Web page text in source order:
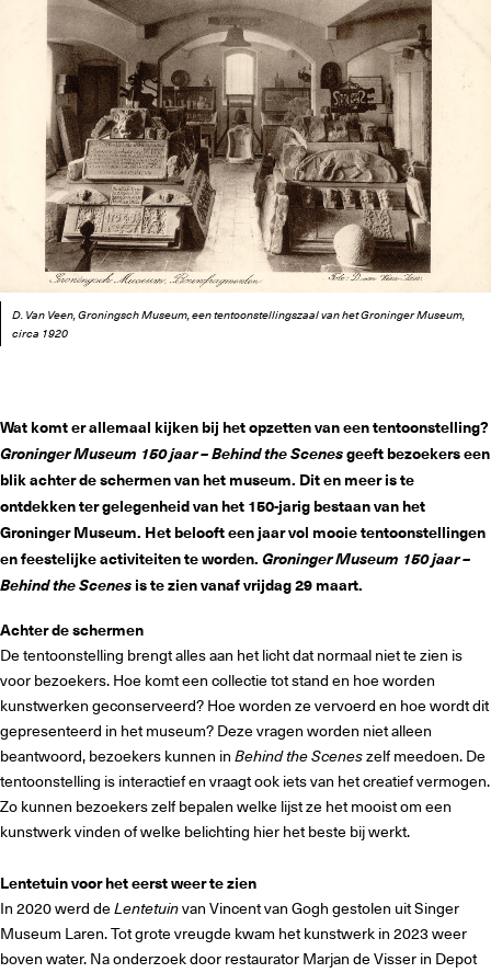
D. Van Veen, Groningsch Museum, een tentoonstellingszaal van het Groninger Museum,
circa 1920
Wat komt er allemaal kijken bij het opzetten van een tentoonstelling?
Groninger Museum 150 jaar – Behind the Scenesgeeft bezoekers een
blik achter de schermen van het museum. Dit en meer is te
ontdekken ter gelegenheid van het 150-jarig bestaan van het
Groninger Museum. Het belooft een jaar vol mooie tentoonstellingen
en feestelijke activiteiten te worden. Groninger Museum 150 jaar –
Behind the Scenes is te zien vanaf vrijdag 29 maart.
Achter de schermen
De tentoonstelling brengt alles aan het licht dat normaal niet te zien is
voor bezoekers. Hoe komt een collectie tot stand en hoe worden
kunstwerken geconserveerd? Hoe worden ze vervoerd en hoe wordt dit
gepresenteerd in het museum? Deze vragen worden niet alleen
beantwoord, bezoekers kunnen in Behind the Sceneszelf meedoen. De
tentoonstelling is interactief en vraagt ook iets van het creatief vermogen.
Zo kunnen bezoekers zelf bepalen welke lijst ze het mooist om een
kunstwerk vinden of welke belichting hier het beste bij werkt.
Lentetuin voor het eerst weer te zien
In 2020 werd deLentetuinvan Vincent van Gogh gestolen uit Singer
Museum Laren. Tot grote vreugde kwam het kunstwerk in 2023 weer
boven water. Na onderzoek door restaurator Marjan de Visser in Depot